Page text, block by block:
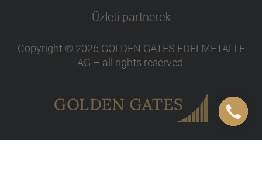
Üzleti partnerek
Copyright © 2026 GOLDEN GATES EDELMETALLE
AG – all rights reserved